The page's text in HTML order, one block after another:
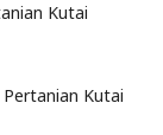
Kutai
Pertanian Kutai